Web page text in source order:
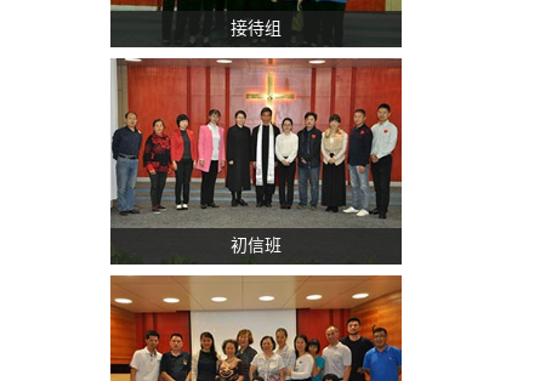
接待组
初信班